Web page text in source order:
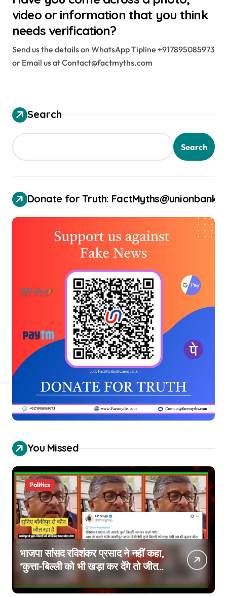
video or information that you think
needs verification?
Send us the details on WhatsApp Tipline +917895085973
or Email us at Contact@factmyths.com
Search
Search
Donate for Truth: FactMyths@unionbank
You Missed
Politics
भाजपा सांसद रविशंकर प्रसाद ने नहीं कहा,
‘कुत्ता-बिल्ली को भी खड़ा कर देंगे तो जीत
जाएंगे’, वायरल वीडियो एडिटेड है